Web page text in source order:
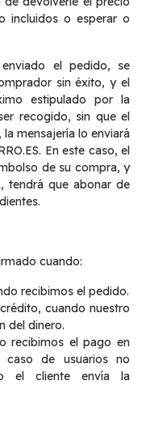
incluidos o esperar o
el pedido, se
sin éxito, y el
estipulado por la
recogido, sin que el
mensajería lo enviará
En este caso, el
de su compra, y
tendrá que abonar de
cuando:
recibimos el pedido.
cuando nuestro
del dinero.
el pago en
de usuarios no
el cliente envía la